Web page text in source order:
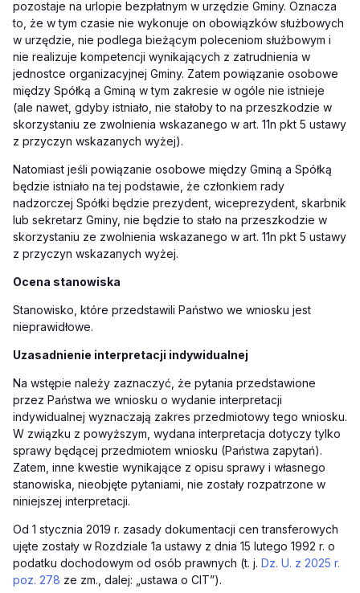
pozostaje na urlopie bezpłatnym w urzędzie Gminy. Oznacza
to, że w tym czasie nie wykonuje on obowiązków służbowych
w urzędzie, nie podlega bieżącym poleceniom służbowym i
nie realizuje kompetencji wynikających z zatrudnienia w
jednostce organizacyjnej Gminy. Zatem powiązanie osobowe
między Spółką a Gminą w tym zakresie w ogóle nie istnieje
(ale nawet, gdyby istniało, nie stałoby to na przeszkodzie w
skorzystaniu ze zwolnienia wskazanego w art. 11n pkt 5 ustawy
z przyczyn wskazanych wyżej).
Natomiast jeśli powiązanie osobowe między Gminą a Spółką
będzie istniało na tej podstawie, że członkiem rady
nadzorczej Spółki będzie prezydent, wiceprezydent, skarbnik
lub sekretarz Gminy, nie będzie to stało na przeszkodzie w
skorzystaniu ze zwolnienia wskazanego w art. 11n pkt 5 ustawy
z przyczyn wskazanych wyżej.
Ocena stanowiska
Stanowisko, które przedstawili Państwo we wniosku jest
nieprawidłowe.
Uzasadnienie interpretacji indywidualnej
Na wstępie należy zaznaczyć, że pytania przedstawione
przez Państwa we wniosku o wydanie interpretacji
indywidualnej wyznaczają zakres przedmiotowy tego wniosku.
W związku z powyższym, wydana interpretacja dotyczy tylko
sprawy będącej przedmiotem wniosku (Państwa zapytań).
Zatem, inne kwestie wynikające z opisu sprawy i własnego
stanowiska, nieobjęte pytaniami, nie zostały rozpatrzone w
niniejszej interpretacji.
Od 1 stycznia 2019 r. zasady dokumentacji cen transferowych
ujęte zostały w Rozdziale 1a ustawy z dnia 15 lutego 1992 r. o
podatku dochodowym od osób prawnych (t. j. Dz. U. z 2025 r.
poz. 278 ze zm., dalej: „ustawa o CIT”).